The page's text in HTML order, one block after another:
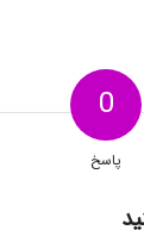
0
پاسخ